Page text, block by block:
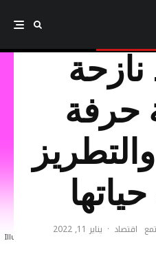
Illustration: Amal Ghamlooch
حرفة
اقتصاد · يناير 11, 2022